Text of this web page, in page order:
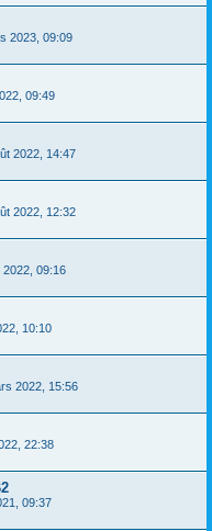
2023, 09:09
09:49
2022, 14:47
2022, 12:32
2022, 09:16
10:10
2022, 15:56
22:38
09:37